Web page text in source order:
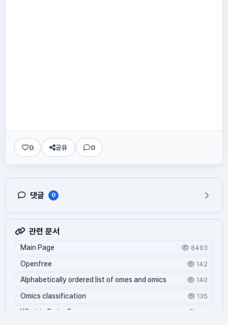
0 공유 0
댓글 0
관련 문서
Main Page 8493
Openfree 142
Alphabetically ordered list of omes and omics 140
Omics classification 135
What is Oming?